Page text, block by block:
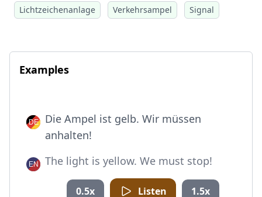
Lichtzeichenanlage Verkehrsampel Signal
Examples
Die Ampel ist gelb. Wir müssen
anhalten!
The light is yellow. We must stop!
0.5x Listen 1.5x